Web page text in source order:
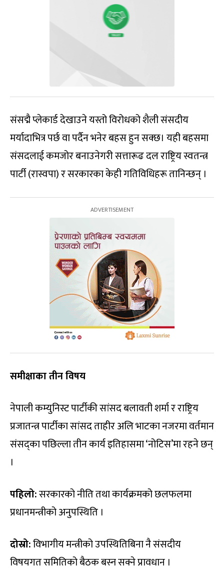
संसद्मै प्लेकार्ड देखाउने यस्तो विरोधको शैली संसदीय
मर्यादाभित्र पर्छ वा पर्दैन भनेर बहस हुन सक्छ। यही बहसमा
संसदलाई कमजोर बनाउनेगरी सत्तारूढ दल राष्ट्रिय स्वतन्त्र
पार्टी (रास्वपा) र सरकारका केही गतिविधिहरू तानिन्छन् ।
समीक्षाका तीन विषय
नेपाली कम्युनिस्ट पार्टीकी सांसद बलावती शर्मा र राष्ट्रिय
प्रजातन्त्र पार्टीका सांसद ताहीर अलि भाटका नजरमा वर्तमान
संसद्का पछिल्ला तीन कार्य इतिहासमा ‘नोटिस’मा रहने छन्
।
पहिलो:सरकारको नीति तथा कार्यक्रमको छलफलमा
प्रधानमन्त्रीको अनुपस्थिति ।
दोस्रो:विभागीय मन्त्रीको उपस्थितिबिना नै संसदीय
विषयगत समितिको बैठक बस्न सक्ने प्रावधान ।